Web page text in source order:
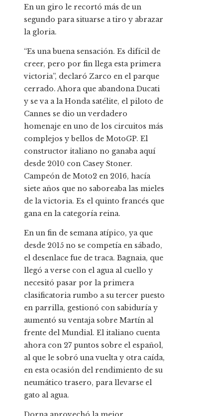
En un giro le recortó más de un
segundo para situarse a tiro y abrazar
la gloria.
“Es una buena sensación. Es difícil de
creer, pero por fin llega esta primera
victoria”, declaró Zarco en el parque
cerrado. Ahora que abandona Ducati
y se va a la Honda satélite, el piloto de
Cannes se dio un verdadero
homenaje en uno de los circuitos más
complejos y bellos de MotoGP. El
constructor italiano no ganaba aquí
desde 2010 con Casey Stoner.
Campeón de Moto2 en 2016, hacía
siete años que no saboreaba las mieles
de la victoria. Es el quinto francés que
gana en la categoría reina.
En un fin de semana atípico, ya que
desde 2015 no se competía en sábado,
el desenlace fue de traca. Bagnaia, que
llegó a verse con el agua al cuello y
necesitó pasar por la primera
clasificatoria rumbo a su tercer puesto
en parrilla, gestionó con sabiduría y
aumentó su ventaja sobre Martín al
frente del Mundial. El italiano cuenta
ahora con 27 puntos sobre el español,
al que le sobró una vuelta y otra caída,
en esta ocasión del rendimiento de su
neumático trasero, para llevarse el
gato al agua.